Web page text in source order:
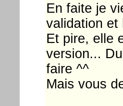
En faite je
validation et
Et pire, elle
version...
faire ^^
Mais vous